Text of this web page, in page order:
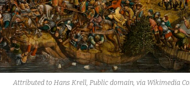
Attributed to Hans Krell, Public domain, via Wikimedia